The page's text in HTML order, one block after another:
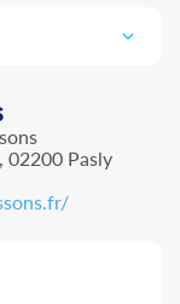
02200 Pasly